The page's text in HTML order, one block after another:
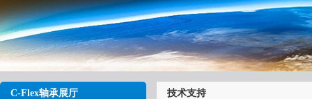
C-Flex轴承展厅 技术支持